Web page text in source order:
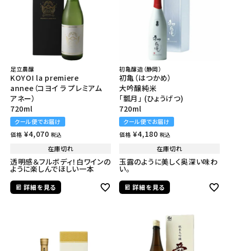
足立農醸
KOYOI la premiere
annee（コヨイ ラ プレミアム
アネー）
720ml
クール便でお届け
価格 ¥4,070 税込
在庫切れ
透明感＆フルボディ！白ワインの
ように楽しんでほしい一本
詳細を見る
初亀醸造（静岡）
初亀（はつかめ）
大吟醸純米
「瓢月」 (ひょうげつ)
720ml
クール便でお届け
価格 ¥4,180 税込
在庫切れ
玉露のように美しく奥深い味わ
い。
詳細を見る